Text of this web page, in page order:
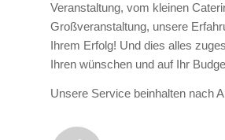
Veranstaltung, vom kleinen
Großveranstaltung, unsere
Ihrem Erfolg! Und dies alles
Ihren wünschen und auf Ihr
Unsere Service beinhalten nach